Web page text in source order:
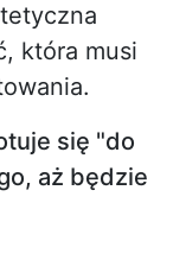
która musi
się "do
aż będzie